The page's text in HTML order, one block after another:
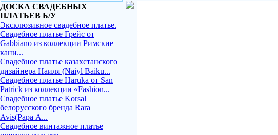
ДОСКА СВАДЕБНЫХ
ПЛАТЬЕВ Б/У
Эксклюзивное свадебное платье.
Свадебное платье Грейс от
Gabbiano из коллекции Римские
кани...
Свадебное платье казахстанского
дизайнера Наиля (Naiyl Baiku...
Свадебное платье Haruka от San
Patrick из коллекции «Fashion...
Свадебное платье Korsal
белорусского бренда Rara
Avis(Рара А...
Свадебное винтажное платье